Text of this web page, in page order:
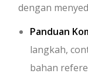
dengan
Panduan
langkah,
bahan